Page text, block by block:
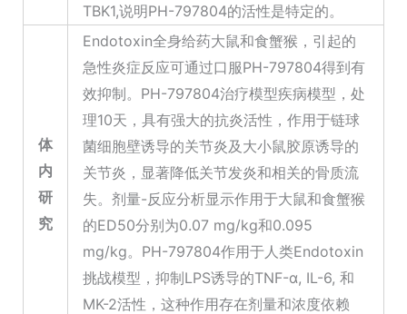
TBK1,说明PH-797804的活性是特定的。
体
内
研
究
Endotoxin全身给药大鼠和食蟹猴，引起的
急性炎症反应可通过口服PH-797804得到有
效抑制。PH-797804治疗模型疾病模型，处
理10天，具有强大的抗炎活性，作用于链球
菌细胞壁诱导的关节炎及大小鼠胶原诱导的
关节炎，显著降低关节发炎和相关的骨质流
失。剂量-反应分析显示作用于大鼠和食蟹猴
的ED50分别为0.07 mg/kg和0.095
mg/kg。PH-797804作用于人类Endotoxin
挑战模型，抑制LPS诱导的TNF-α, IL-6, 和
MK-2活性，这种作用存在剂量和浓度依赖